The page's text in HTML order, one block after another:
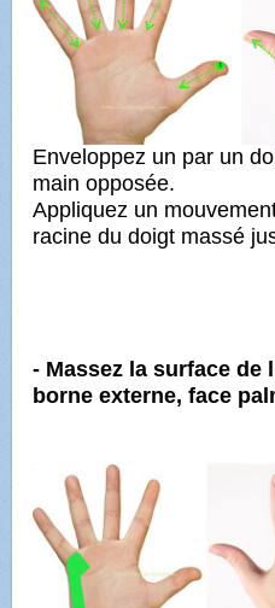
Enveloppez un par un
main opposée.
Appliquez un
racine du doigt massé
- Massez la surface de
borne externe, face